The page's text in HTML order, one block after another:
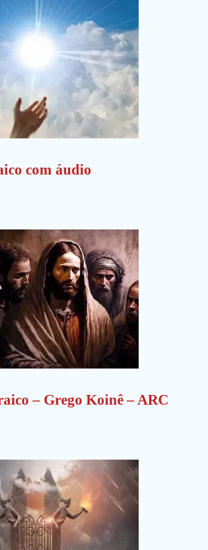
com áudio
– Grego Koinê – ARC